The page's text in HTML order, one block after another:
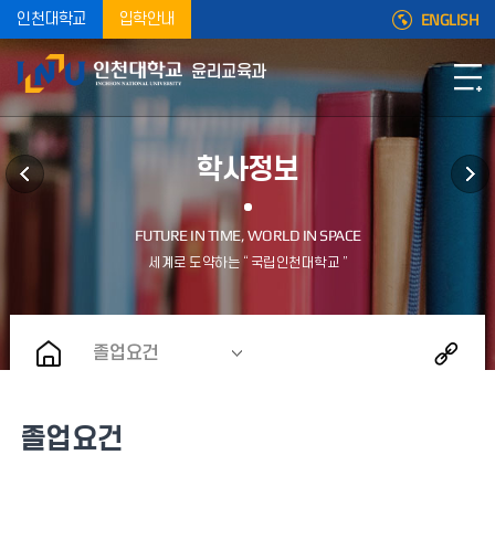
인천대학교 입학안내 ENGLISH
윤리교육과
학사정보
졸업요건
졸업요건